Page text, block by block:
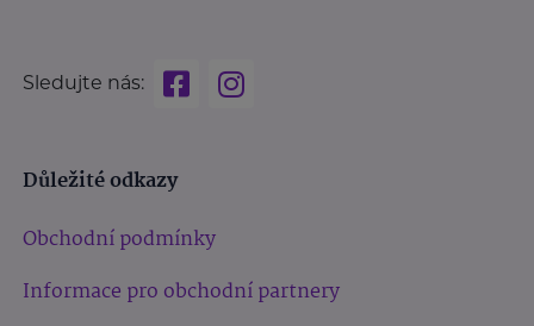
Sledujte nás:
Důležité odkazy
Obchodní podmínky
Informace pro obchodní partnery